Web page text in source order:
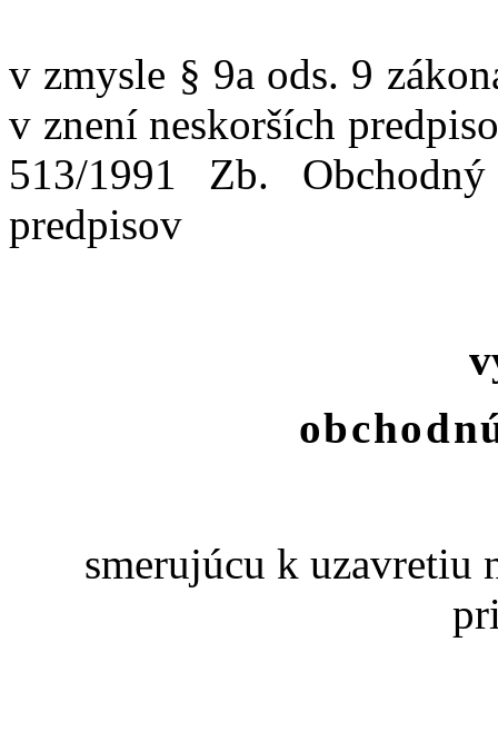
v zmysle § 9a ods. 9
v znení neskorších
513/1991 Zb.
predpisov
smerujúcu k uzavretiu